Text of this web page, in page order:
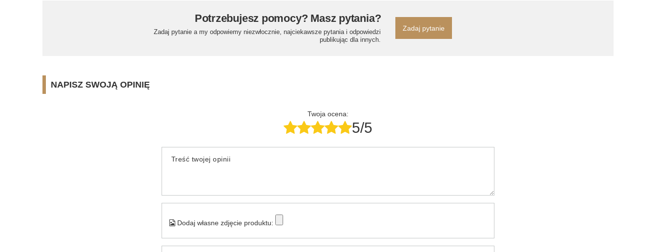
Potrzebujesz pomocy? Masz pytania?
Zadaj pytanie a my odpowiemy niezwłocznie, najciekawsze pytania i odpowiedzi
publikując dla innych.
Zadaj pytanie
NAPISZ SWOJĄ OPINIĘ
Twoja ocena:
5/5
Treść twojej opinii
Dodaj własne zdjęcie produktu: